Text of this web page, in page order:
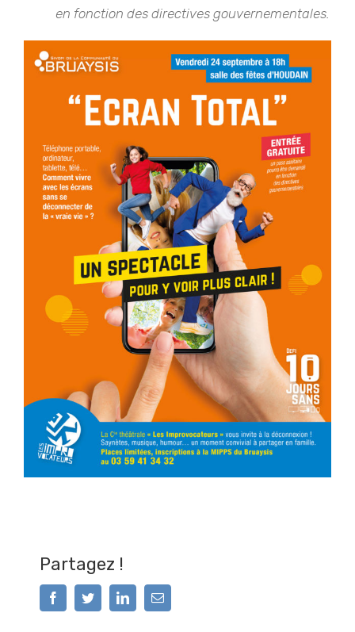
en fonction des directives gouvernementales.
Partagez !
FacebookTwitterLinkedInEmail